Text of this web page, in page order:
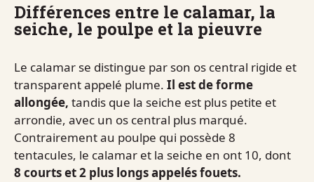
Différences entre le calamar, la
seiche, le poulpe et la pieuvre
Le calamar se distingue par son os central rigide et
transparent appelé plume. Il est de forme
allongée, tandis que la seiche est plus petite et
arrondie, avec un os central plus marqué.
Contrairement au poulpe qui possède 8
tentacules, le calamar et la seiche en ont 10, dont
8 courts et 2 plus longs appelés fouets.